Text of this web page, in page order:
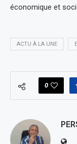
économique et
ACTU À LA UNE
0